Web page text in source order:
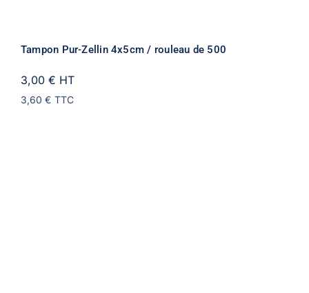
Tampon Pur-Zellin 4x5cm / rouleau de 500
3,00 € HT
3,60 € TTC